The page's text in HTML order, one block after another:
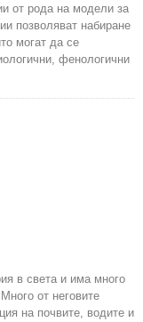
от рода на модели за
позволяват набиране
могат да се
фенологични
в света и има много
от неговите
на почвите, водите и